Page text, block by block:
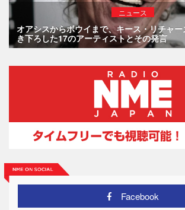
ニュース
オアシスからボウイまで、キース・リチャ
き下ろした17のアーティストとその発言
Facebook